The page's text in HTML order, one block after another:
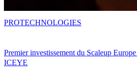
Premier investissement du Scaleup
ICEYE
PROTECHNOLOGIES